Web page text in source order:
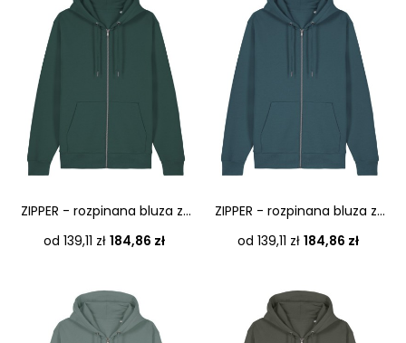
ZIPPER - rozpinana bluza z...
od 139,11 zł Cena
184,86 zł
ZIPPER - rozpinana bluza z...
od 139,11 zł Cena
184,86 zł